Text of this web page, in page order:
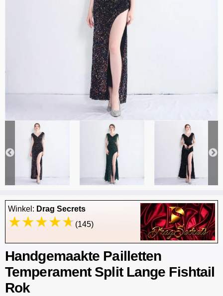
Winkel: Drag Secrets
(145)
Handgemaakte Pailletten
Temperament Split Lange Fishtail
Rok